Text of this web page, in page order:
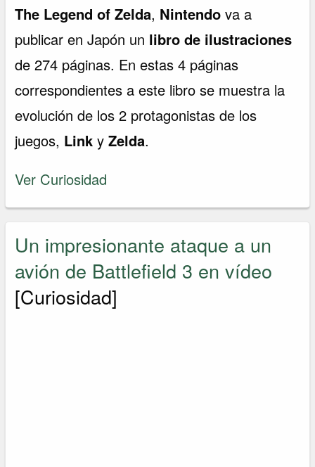
The Legend of Zelda, Nintendova a
publicar en Japón un libro de ilustraciones
de 274 páginas. En estas 4 páginas
correspondientes a este libro se muestra la
evolución de los 2 protagonistas de los
juegos, LinkyZelda.
Ver Curiosidad
Un impresionante ataque a un
avión de Battlefield 3 en vídeo
[Curiosidad]